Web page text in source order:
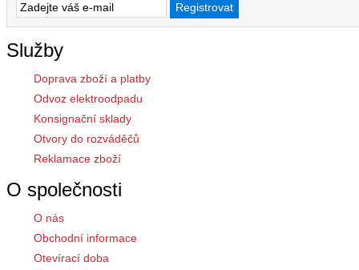
Služby
Doprava zboží a platby
Odvoz elektroodpadu
Konsignační sklady
Otvory do rozváděčů
Reklamace zboží
O společnosti
O nás
Obchodní informace
Otevírací doba